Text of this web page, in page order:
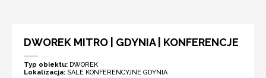
DWOREK MITRO | GDYNIA | KONFERENCJE
Typ obiektu: DWOREK
Lokalizacja: SALE KONFERENCYJNE GDYNIA